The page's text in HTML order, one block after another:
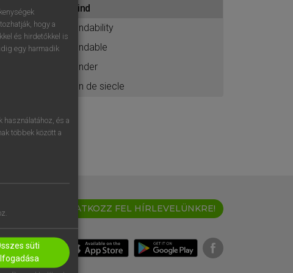
.
find
findability
findable
finder
fin de siecle
IRATKOZZ FEL HÍRLEVELÜNKRE!
hogy a
és hirdetőkkel is
egy harmadik
használatához, és a
többek között a
süti